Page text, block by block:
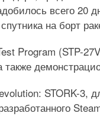
всего 20
на борт
Program (STP-
STORK-